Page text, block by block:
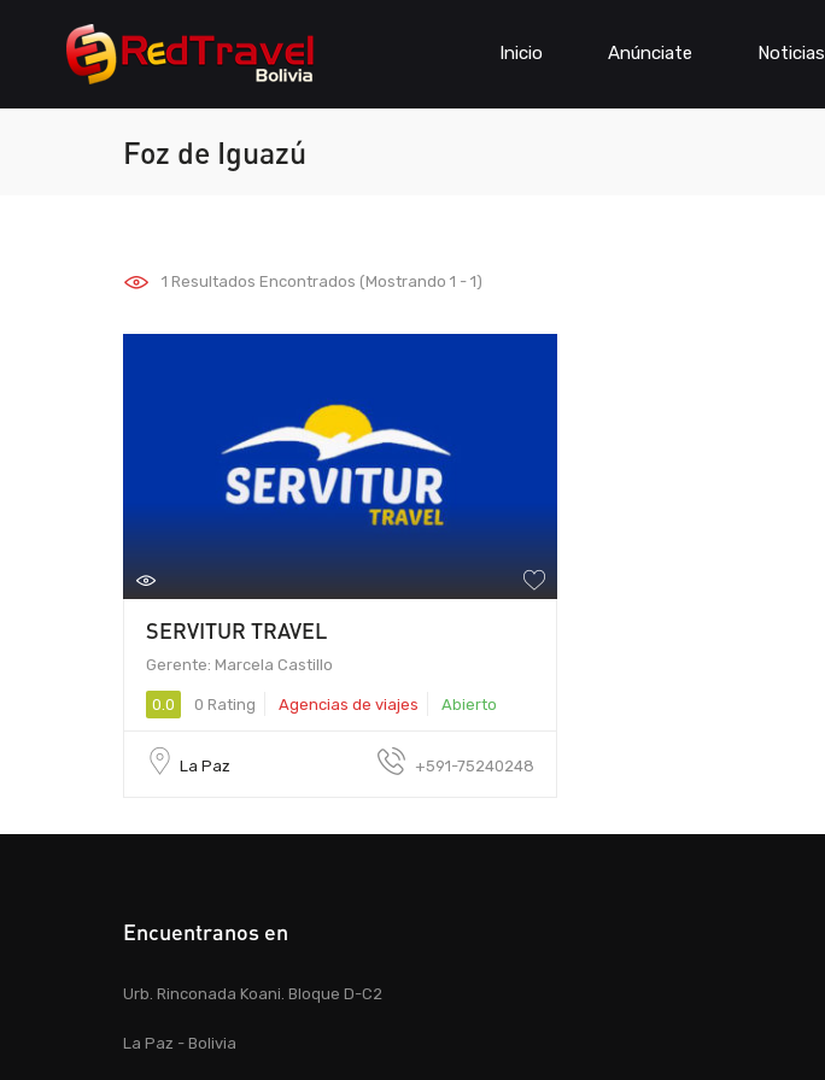
Inicio Anúnciate Noticias
Foz de Iguazú
1 Resultados Encontrados (Mostrando 1 - 1)
SERVITUR TRAVEL
Gerente: Marcela Castillo
0.0 0 Rating Agencias de viajes Abierto
La Paz +591-75240248
Encuentranos en
Urb. Rinconada Koani. Bloque D-C2
La Paz - Bolivia